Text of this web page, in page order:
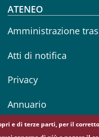
Footer
ATENEO
Amministrazione
Atti di notifica
Privacy
Annuario
e di terze parti, per il